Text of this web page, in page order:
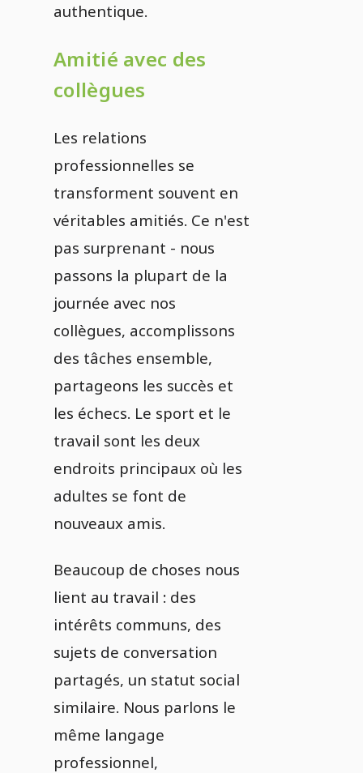
authentique.
Amitié avec des
collègues
Les relations
professionnelles se
transforment souvent en
véritables amitiés. Ce n'est
pas surprenant - nous
passons la plupart de la
journée avec nos
collègues, accomplissons
des tâches ensemble,
partageons les succès et
les échecs. Le sport et le
travail sont les deux
endroits principaux où les
adultes se font de
nouveaux amis.
Beaucoup de choses nous
lient au travail : des
intérêts communs, des
sujets de conversation
partagés, un statut social
similaire. Nous parlons le
même langage
professionnel,